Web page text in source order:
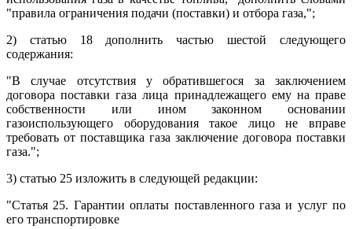
"правила ограничения подачи (поставки) и отбора газа,";
2) статью 18 дополнить частью шестой следующего
содержания:
"В случае отсутствия у обратившегося за заключением
договора поставки газа лица принадлежащего ему на праве
собственности или ином законном основании
газоиспользующего оборудования такое лицо не вправе
требовать от поставщика газа заключение договора поставки
газа.";
3) статью 25 изложить в следующей редакции:
"Статья 25. Гарантии оплаты поставленного газа и услуг по
его транспортировке